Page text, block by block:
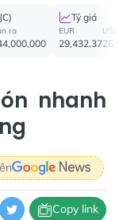
ra
Tỷ giá
EUR
29,432.37
USD
nhanh
Copy link